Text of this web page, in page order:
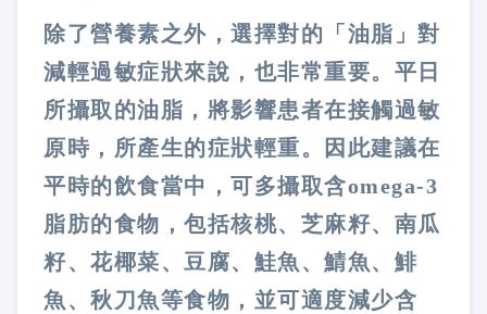
除了營養素之外，選擇對的「油脂」對
減輕過敏症狀來說，也非常重要。平日
所攝取的油脂，將影響患者在接觸過敏
原時，所產生的症狀輕重。因此建議在
平時的飲食當中，可多攝取含omega-3
脂肪的食物，包括核桃、芝麻籽、南瓜
籽、花椰菜、豆腐、鮭魚、鯖魚、鯡
魚、秋刀魚等食物，並可適度減少含